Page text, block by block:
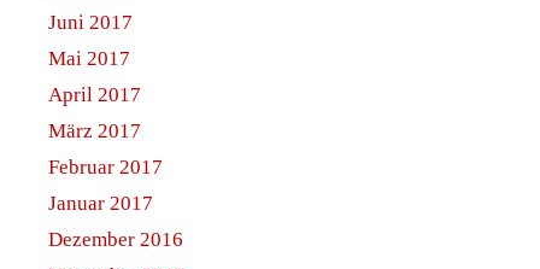
Juni 2017
Mai 2017
April 2017
März 2017
Februar 2017
Januar 2017
Dezember 2016